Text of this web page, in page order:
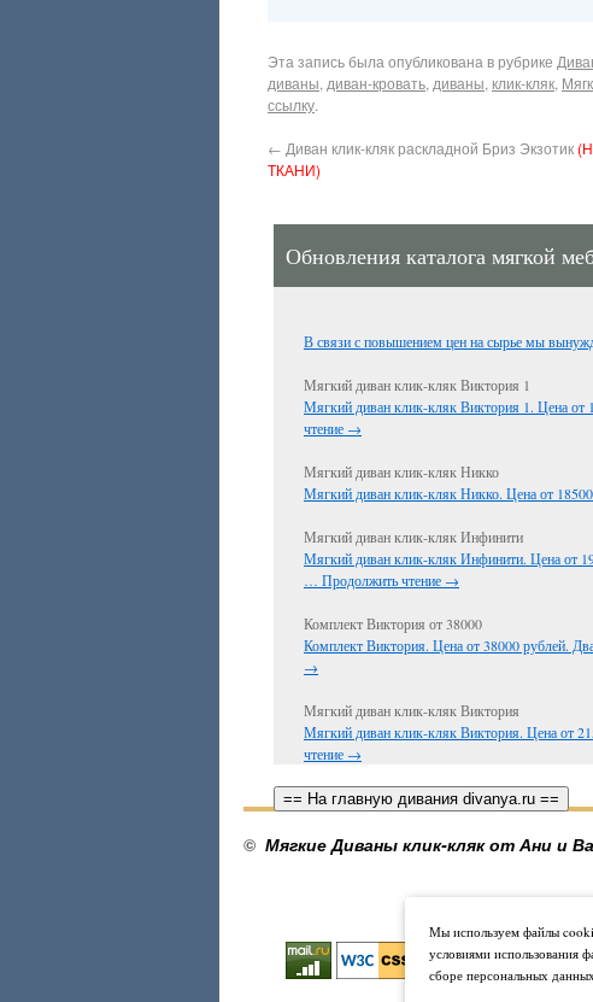
Эта запись была опубликована в рубрике
диваны, диван-кровать, диваны, клик-кляк,
ссылку.
← Диван клик-кляк раскладной Бриз Экзотик
ТКАНИ)
Обновления каталога мягкой
В связи с повышением цен на сырье мы
Мягкий диван клик-кляк Виктория 1
Мягкий диван клик-кляк Виктория 1. Цена от
чтение →
Мягкий диван клик-кляк Никко
Мягкий диван клик-кляк Никко. Цена от
Мягкий диван клик-кляк Инфинити
Мягкий диван клик-кляк Инфинити. Цена от
… Продолжить чтение →
Комплект Виктория от 38000
Комплект Виктория. Цена от 38000 рублей.
→
Мягкий диван клик-кляк Виктория
Мягкий диван клик-кляк Виктория. Цена от
чтение →
Мы используем файлы
условиями использования
сборе персональных
== На главную дивания divanya.ru ==
© Мягкие Диваны клик-кляк от Ани и